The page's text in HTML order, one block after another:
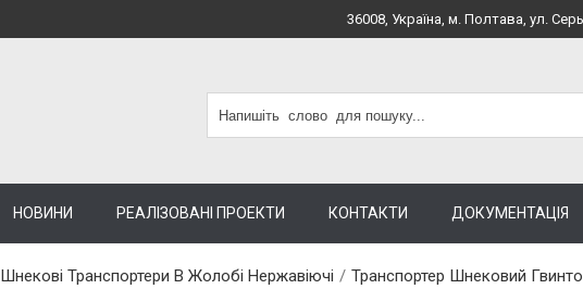
36008, Україна, м. Полтава, ул.
НОВИНИ РЕАЛІЗОВАНІ ПРОЕКТИ КОНТАКТИ ДОКУМЕНТАЦІЯ
Шнекові Транспортери В Жолобі Нержавіючі / Транспортер Шнековий